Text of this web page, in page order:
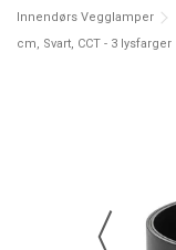
Innendørs Vegglamper
cm, Svart, CCT - 3 lysfarger